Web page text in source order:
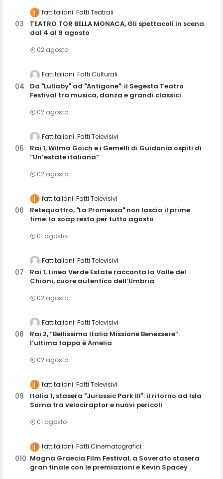
fattitaliani Fatti Teatrali
TEATRO TOR BELLA MONACA, Gli spettacoli in scena
dal 4 al 9 agosto
02 agosto
Fattitaliani Fatti Culturali
Da "Lullaby" ad "Antigone": il Segesta Teatro
Festival tra musica, danza e grandi classici
02 agosto
Fattitaliani Fatti Televisivi
Rai 1, Wilma Goich e i Gemelli di Guidonia ospiti di
“Un’estate italiana”
02 agosto
fattitaliani Fatti Televisivi
Retequattro, "La Promessa" non lascia il prime
time: la soap resta per tutto agosto
01 agosto
Fattitaliani Fatti Televisivi
Rai 1, Linea Verde Estate racconta la Valle del
Chiani, cuore autentico dell’Umbria
02 agosto
Fattitaliani Fatti Televisivi
Rai 2, “Bellissima Italia Missione Benessere”:
l’ultima tappa è Amelia
02 agosto
fattitaliani Fatti Televisivi
Italia 1, stasera "Jurassic Park III": il ritorno ad Isla
Sorna tra velociraptor e nuovi pericoli
01 agosto
fattitaliani Fatti Cinematografici
Magna Graecia Film Festival, a Soverato stasera
gran finale con le premiazioni e Kevin Spacey